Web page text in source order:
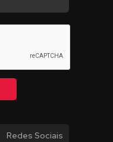
Redes Sociais